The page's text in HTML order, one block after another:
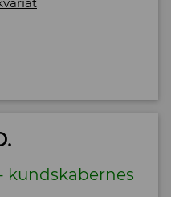
kundskabernes